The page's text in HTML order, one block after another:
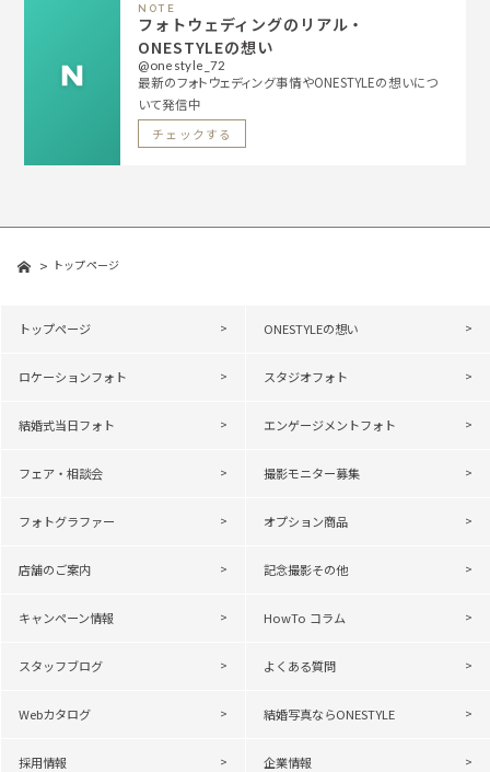
NOTE
フォトウェディングのリアル・
ONESTYLEの想い
@onestyle_72
最新のフォトウェディング事情やONESTYLEの想いにつ
いて発信中
チェックする
トップページ
トップページ ONESTYLEの想い
ロケーションフォト スタジオフォト
結婚式当日フォト エンゲージメントフォト
フェア・相談会 撮影モニター募集
フォトグラファー オプション商品
店舗のご案内 記念撮影その他
キャンペーン情報 HowTo コラム
スタッフブログ よくある質問
Webカタログ 結婚写真ならONESTYLE
採用情報 企業情報